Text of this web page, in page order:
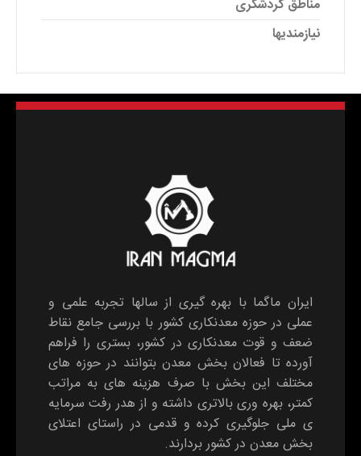
مناطق گردشگری
نیازمندیها
ایران ماگما با بهره گیری از سالها تجربه علمی و
عملی در حوزه معدنکاری کشور با بررسی جامع نقاط
ضعف و قوت معدنکاری در کشور، بستری را فراهم
آورده تا فعالان بخش معدن بتوانند در حوزه های
مختلف این بخش با صرف هزینه های به مراتب
کمتر، بهره وری بالاتری داشته و از هدر رفت سرمایه
ی ملی جلوگیری کرده و قدمی در راستای اعتلای
بخش معدن در کشور بردارند.